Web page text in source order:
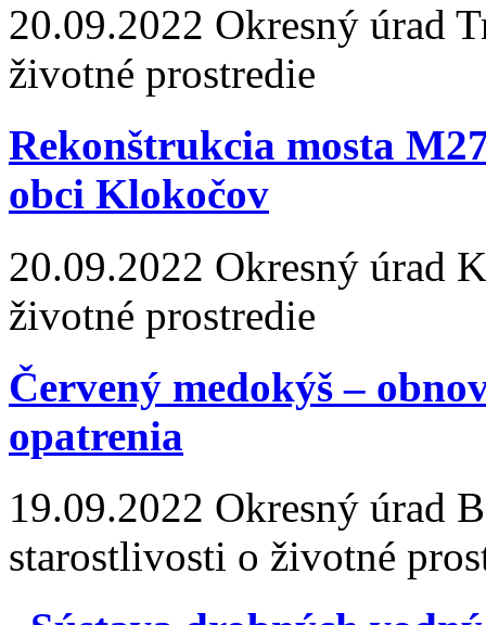
20.09.2022 Okresný úrad
životné prostredie
Rekonštrukcia mosta
obci Klokočov
20.09.2022 Okresný úrad
životné prostredie
Červený medokýš –
opatrenia
19.09.2022 Okresný úrad
starostlivosti o životné